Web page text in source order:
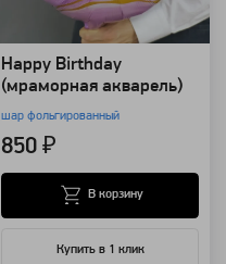
Happy Birthday
(мраморная акварель)
шар фольгированный
850 ₽
Купить в 1 клик
В корзину